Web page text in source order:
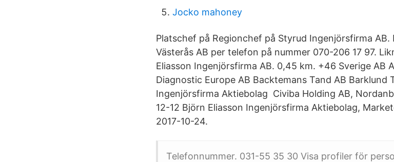
Jocko mahoney
Platschef på Regionchef på Styrud Ingenjörsfirma AB.
Västerås AB per telefon på nummer 070-206 17 97.
Eliasson Ingenjörsfirma AB. 0,45 km. +46 Sverige AB
Diagnostic Europe AB Backtemans Tand AB Barklund
Ingenjörsfirma Aktiebolag Civiba Holding AB,
12-12 Björn Eliasson Ingenjörsfirma Aktiebolag,
2017-10-24.
Telefonnummer. 031-55 35 30 Visa profiler för